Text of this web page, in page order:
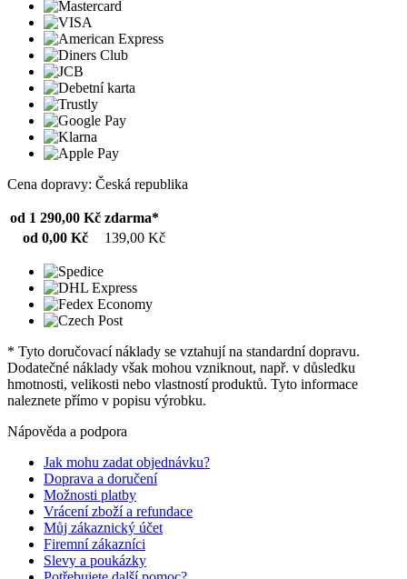
Cena dopravy: Česká republika
od 1 290,00 Kč zdarma*
od 0,00 Kč
139,00 Kč
* Tyto doručovací náklady se vztahují na standardní dopravu.
Dodatečné náklady však mohou vzniknout, např. v důsledku
hmotnosti, velikosti nebo vlastností produktů. Tyto informace
naleznete přímo v popisu výrobku.
Nápověda a podpora
Jak mohu zadat objednávku?
Doprava a doručení
Možnosti platby
Vrácení zboží a refundace
Můj zákaznický účet
Firemní zákazníci
Slevy a poukázky